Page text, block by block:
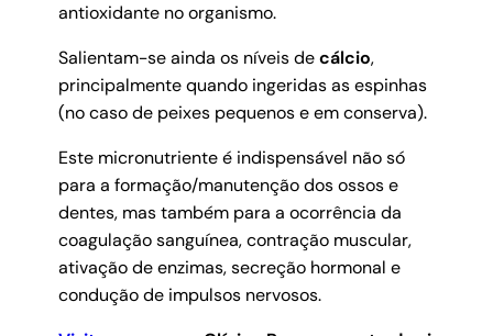
antioxidante no organismo.
Salientam-se ainda os níveis decálcio,
principalmente quando ingeridas as espinhas
(no caso de peixes pequenos e em conserva).
Este micronutriente é indispensável não só
para a formação/manutenção dos ossos e
dentes, mas também para a ocorrência da
coagulação sanguínea, contração muscular,
ativação de enzimas, secreção hormonal e
condução de impulsos nervosos.